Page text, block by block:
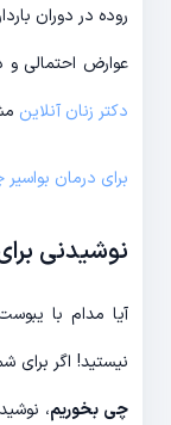
روده در دوران
عوارض احتمالی و
دکتر زنان آنلاین
برای درمان
نوشیدنی
آیا مدام با
نیستید! اگر
چی بخوریم،